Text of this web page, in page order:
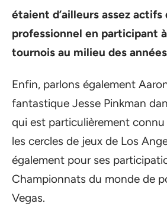
étaient d’ailleurs assez actifs
professionnel en participant
tournois au milieu des
Enfin, parlons également
fantastique Jesse Pinkman
qui est particulièrement
les cercles de jeux de Los
également pour ses
Championnats du monde de
Vegas.